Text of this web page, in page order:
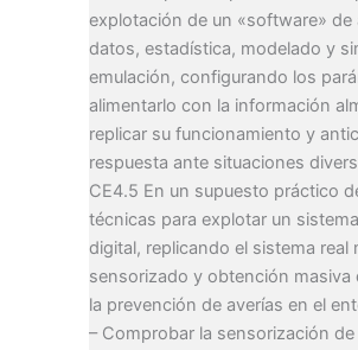
explotación de un «software» de
datos, estadística, modelado y
emulación, configurando los
alimentarlo con la información
replicar su funcionamiento y
respuesta ante situaciones
CE4.5 En un supuesto práctico
técnicas para explotar un
digital, replicando el sistema real
sensorizado y obtención masiva
la prevención de averías en el
– Comprobar la sensorización